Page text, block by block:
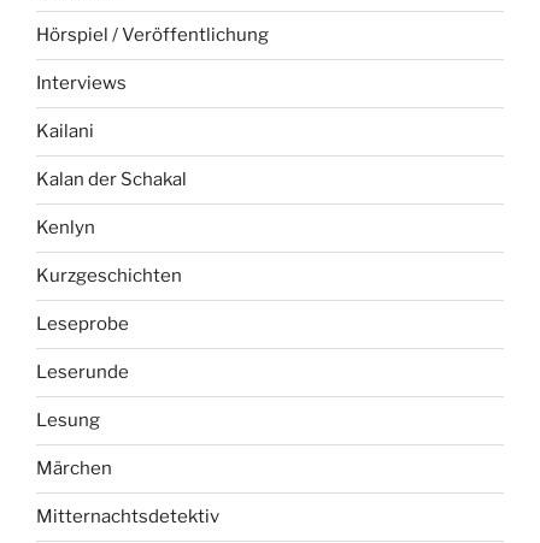
Hörspiel / Veröffentlichung
Interviews
Kailani
Kalan der Schakal
Kenlyn
Kurzgeschichten
Leseprobe
Leserunde
Lesung
Märchen
Mitternachtsdetektiv